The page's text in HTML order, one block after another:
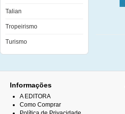
Talian
Tropeirismo
Turismo
Informações
A EDITORA
Como Comprar